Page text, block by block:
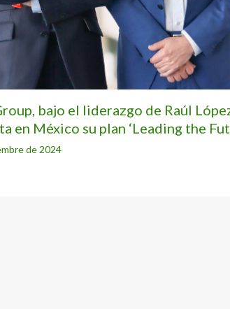
bajo el liderazgo de Raúl
en México su plan ‘Leading the
de 2024